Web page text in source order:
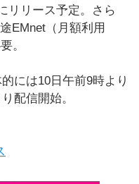
リリース予定。さら
EMnet（月額利用
。
には10日午前9時より
配信開始。